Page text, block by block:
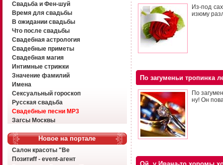
Свадьба и Фен-шуй
Время для свадьбы
В ожидании свадьбы
Что после свадьбы
Свадебная астрология
Свадебные приметы
Свадебная магия
Интимные стрижки
Значение фамилий
Имена
Сексуальный гороскоп
Русская свадьба
Свадебные песни MP3
Загсы Москвы
Новое на портале
Салон красоты "Ве
Позитиff - event-агент
Из-под
изюму
По загуменьи тропинка
По
ну! Он